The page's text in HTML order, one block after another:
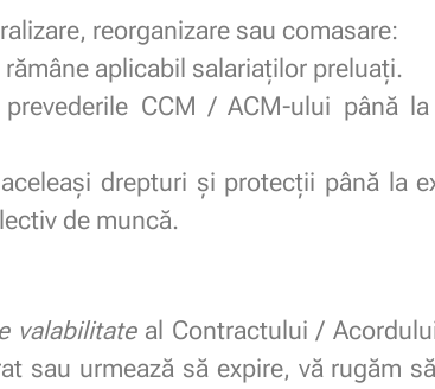
reorganizare sau comasare:
aplicabil salariaților preluați.
CCM / ACM-ului până
drepturi și protecții până la
de muncă.
valabilitateal Contractului /
sau urmează să expire, vă rugăm